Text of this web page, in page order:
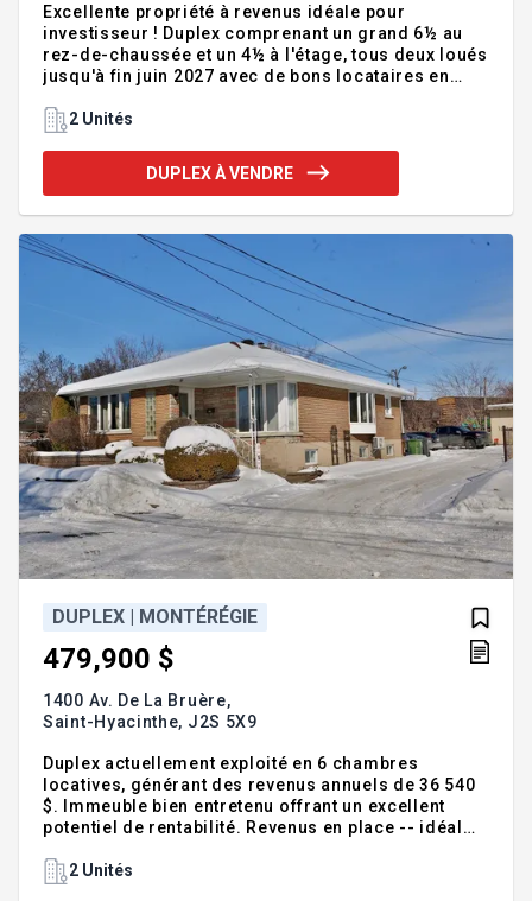
Excellente propriété à revenus idéale pour
investisseur ! Duplex comprenant un grand 6½ au
rez-de-chaussée et un 4½ à l'étage, tous deux loués
jusqu'à fin juin 2027 avec de bons locataires en
Grand terrain avec garage et cabanon offrant
rangement et potentiel supplémentaire. Situé sur
une rue tranquille, directement en face d'une école
primaire, à moins de 15 minutes du centre-ville de
la recherche d'une propriété à revenus offrant
stabilit
2 Unités
DUPLEX À VENDRE
DUPLEX | MONTÉRÉGIE
479,900 $
1400 Av. De La Bruère,
Saint-Hyacinthe, J2S 5X9
Duplex actuellement exploité en 6 chambres
locatives, générant des revenus annuels de 36 540
$. Immeuble bien entretenu offrant un excellent
potentiel de rentabilité. Revenus en place -- idéal
dès l'acquisition Addenda :Duplex actuellement
loué en 6 chambres 8.F): L'aqueduc est raccordé au
2 Unités